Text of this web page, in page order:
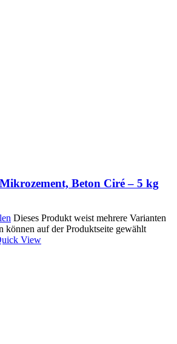
Beton Ciré – 5 kg
Dieses Produkt weist mehrere Varianten
können auf der Produktseite gewählt
View